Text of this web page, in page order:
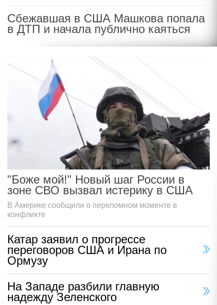
Сбежавшая в США Машкова попала
в ДТП и начала публично каяться
"Боже мой!" Новый шаг России в
зоне СВО вызвал истерику в США
В Америке сообщили о переломном моменте в
конфликте
Катар заявил о прогрессе
переговоров США и Ирана по
Ормузу
На Западе разбили главную
надежду Зеленского